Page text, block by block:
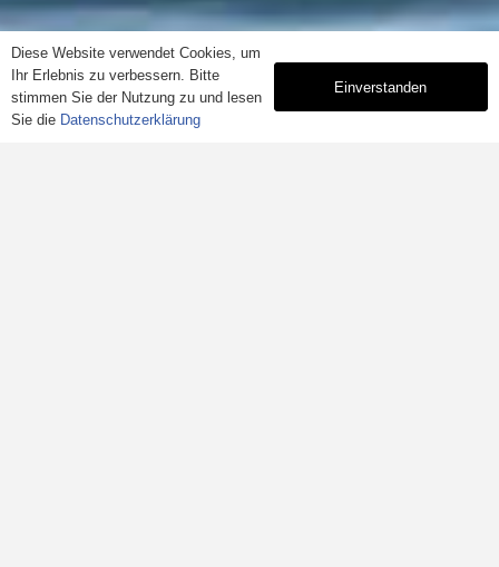
Diese Website verwendet Cookies, um
Ihr Erlebnis zu verbessern. Bitte
stimmen Sie der Nutzung zu und lesen
Sie die Datenschutzerklärung
Einverstanden